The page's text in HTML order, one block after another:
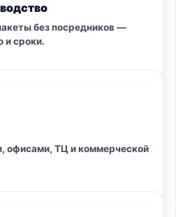
без посредников —
и сроки.
офисами, ТЦ и коммерческой